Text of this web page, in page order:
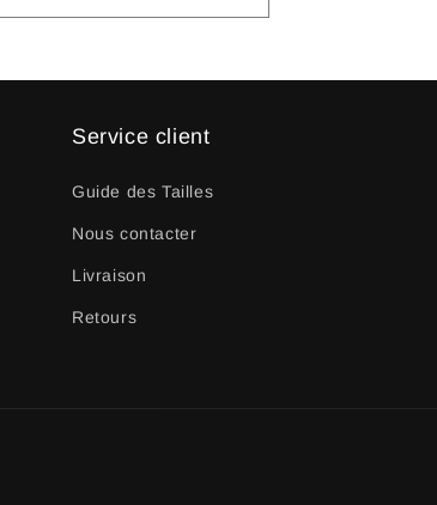
Service client
Guide des Tailles
Nous contacter
Livraison
Retours